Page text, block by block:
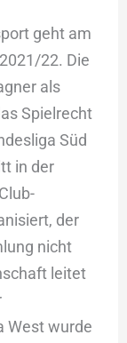
geht am
22. Die
als
Spielrecht
Süd
in der
der
nicht
leitet
West wurde